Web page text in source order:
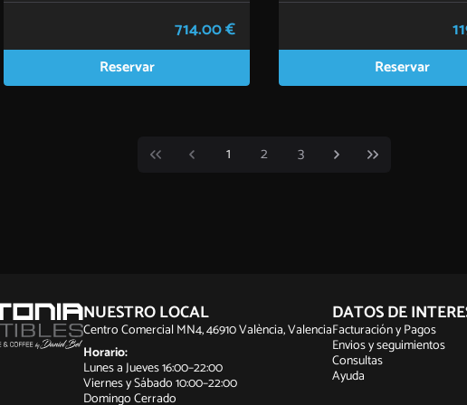
714.00 €
Reservar Reservar
1 2 3
NUESTRO LOCAL
Centro Comercial MN4, 46910 València, Valencia
Horario:
Lunes a Jueves 16:00–22:00
Viernes y Sábado 10:00–22:00
Domingo Cerrado
DATOS DE
Facturación y Pagos
Envios y seguimientos
Consultas
Ayuda